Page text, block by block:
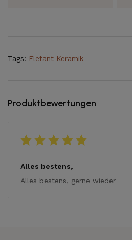
Tags: Elefant Keramik
Produktbewertungen
Alles bestens,
Alles bestens, gerne wieder